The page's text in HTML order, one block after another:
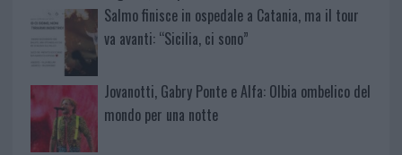
Salmo finisce in ospedale a Catania, ma il tour
va avanti: “Sicilia, ci sono”
Jovanotti, Gabry Ponte e Alfa: Olbia ombelico del
mondo per una notte